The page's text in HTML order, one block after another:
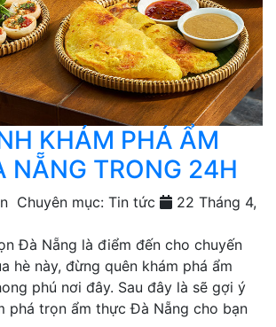
KHÁM PHÁ ẨM
NẴNG TRONG 24H
Chuyên mục: Tin tức
22 Tháng 4,
Đà Nẵng là điểm đến cho chuyến
hè này, đừng quên khám phá ẩm
phú nơi đây. Sau đây là sẽ gợi ý
phá trọn ẩm thực Đà Nẵng cho bạn